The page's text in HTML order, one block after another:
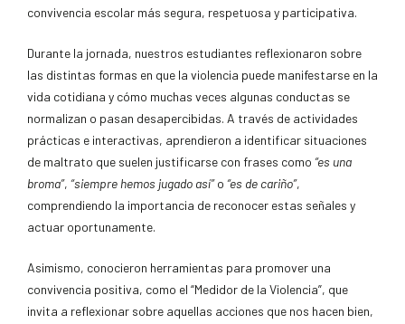
convivencia escolar más segura, respetuosa y participativa.
Durante la jornada, nuestros estudiantes reflexionaron sobre
las distintas formas en que la violencia puede manifestarse en la
vida cotidiana y cómo muchas veces algunas conductas se
normalizan o pasan desapercibidas. A través de actividades
prácticas e interactivas, aprendieron a identificar situaciones
de maltrato que suelen justificarse con frases como “es una
broma”, “siempre hemos jugado así”o “es de cariño”,
comprendiendo la importancia de reconocer estas señales y
actuar oportunamente.
Asimismo, conocieron herramientas para promover una
convivencia positiva, como el “Medidor de la Violencia”, que
invita a reflexionar sobre aquellas acciones que nos hacen bien,